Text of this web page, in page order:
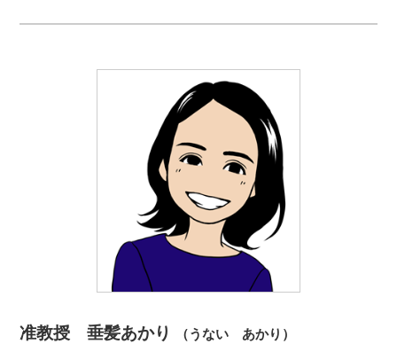
准教授 垂髪あかり （うない あかり）